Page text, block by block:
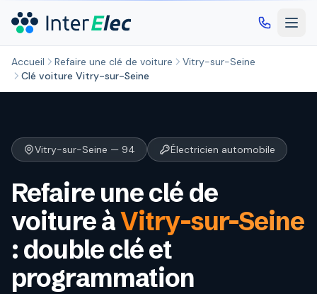
Accueil Refaire une clé de voiture
Vitry-sur-Seine
Clé voiture Vitry-sur-Seine
Vitry-sur-Seine — 94 Électricien automobile
Refaire une clé de
voiture àVitry-sur-Seine
: double clé et
programmation